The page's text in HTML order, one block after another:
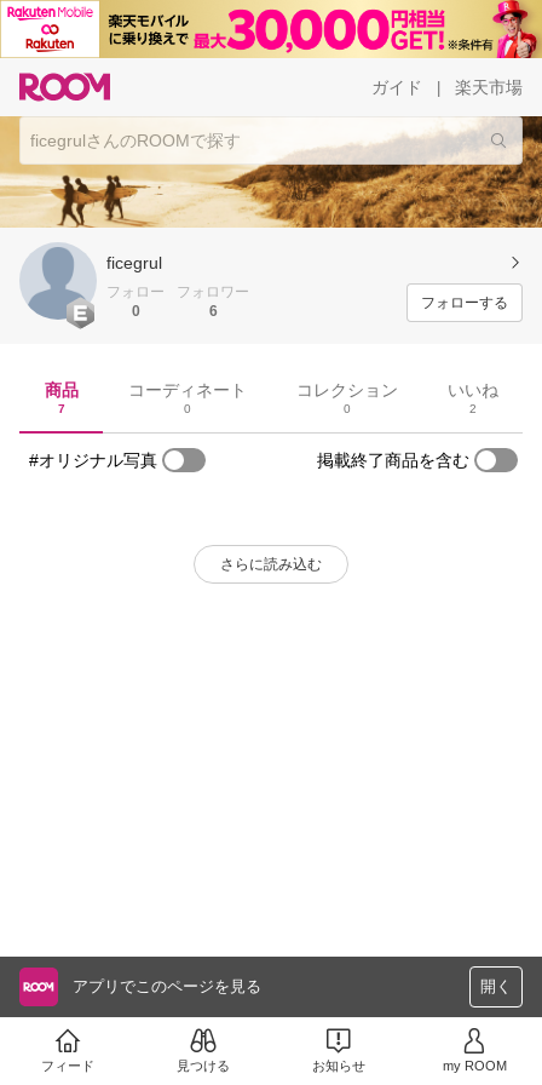
ガイド 楽天市場
ficegrul
フォロー
0
フォロワー
6
フォローする
商品
7
コーディネート
0
コレクション
0
いいね
2
#オリジナル写真 掲載終了商品を含む
さらに読み込む
アプリでこのページを見る 開く
フィード 見つける お知らせ my ROOM